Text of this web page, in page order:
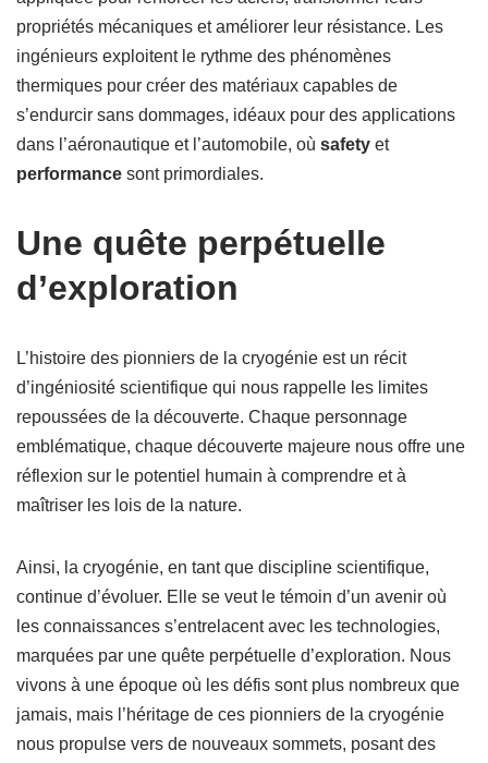
propriétés mécaniques et améliorer leur résistance. Les
ingénieurs exploitent le rythme des phénomènes
thermiques pour créer des matériaux capables de
s’endurcir sans dommages, idéaux pour des applications
dans l’aéronautique et l’automobile, où safety et
performance sont primordiales.
Une quête perpétuelle
d’exploration
L’histoire des pionniers de la cryogénie est un récit
d’ingéniosité scientifique qui nous rappelle les limites
repoussées de la découverte. Chaque personnage
emblématique, chaque découverte majeure nous offre une
réflexion sur le potentiel humain à comprendre et à
maîtriser les lois de la nature.
Ainsi, la cryogénie, en tant que discipline scientifique,
continue d’évoluer. Elle se veut le témoin d’un avenir où
les connaissances s’entrelacent avec les technologies,
marquées par une quête perpétuelle d’exploration. Nous
vivons à une époque où les défis sont plus nombreux que
jamais, mais l’héritage de ces pionniers de la cryogénie
nous propulse vers de nouveaux sommets, posant des